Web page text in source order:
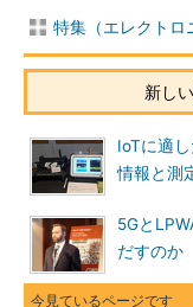
特集（エレクトロ
新し
IoTに適
情報と測
5Gと
だすのか